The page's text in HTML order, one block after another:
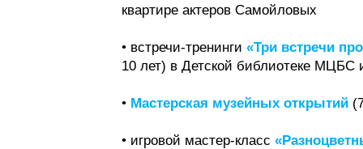
квартире актеров Самойловых
• встречи-тренинги «Три встречи
10 лет) в Детской библиотеке
• Мастерская музейных открытий
• игровой мастер-класс